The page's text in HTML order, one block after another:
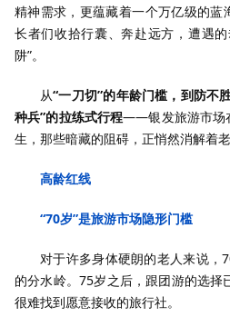
精神需求，更蕴藏着一个万亿级的蓝
长者们收拾行囊、奔赴远方，遭遇
阱”。
从“一刀切”的年龄门槛，到防不
种兵”的拉练式行程——银发旅游市场
生，那些暗藏的阻碍，正悄然消解着
高龄红线
“70岁”是旅游市场隐形门槛
对于许多身体硬朗的老人来说，
的分水岭。75岁之后，跟团游的选择
很难找到愿意接收的旅行社。